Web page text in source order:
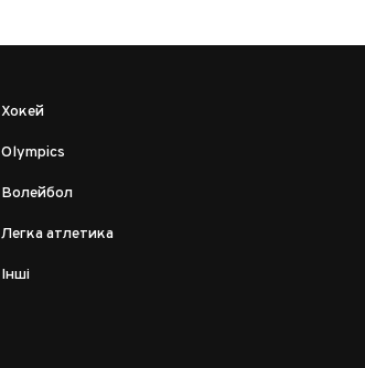
Хокей
Olympics
Волейбол
Легка атлетика
Інші